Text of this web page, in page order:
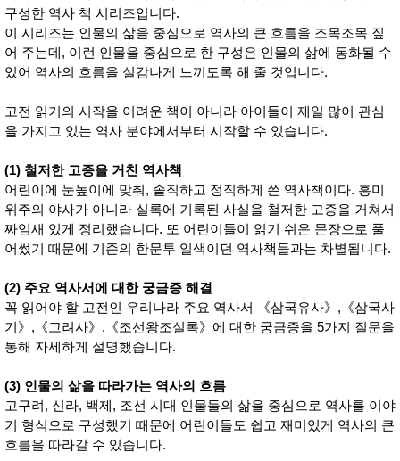
방 기브랜
드
보관용
기
조리용
품
식 즉석가
쌀/잡곡/
면류
양념/소
스/가루
건조식
품
농산품
유
아 매트
DVD
유아 보
드(칠
판)
DIY
유아 이
유식
아기띠/
외출용
품
구성한 역사 책 시리즈입니다.
이 시리즈는 인물의 삶을 중심으로 역사의 큰 흐름을 조목조목 짚
어 주는데, 이런 인물을 중심으로 한 구성은 인물의 삶에 동화될 수
있어 역사의 흐름을 실감나게 느끼도록 해 줄 것입니다.
고전 읽기의 시작을 어려운 책이 아니라 아이들이 제일 많이 관심
을 가지고 있는 역사 분야에서부터 시작할 수 있습니다.
(1) 철저한 고증을 거친 역사책
어린이에 눈높이에 맞춰, 솔직하고 정직하게 쓴 역사책이다. 흥미
위주의 야사가 아니라 실록에 기록된 사실을 철저한 고증을 거쳐서
짜임새 있게 정리했습니다. 또 어린이들이 읽기 쉬운 문장으로 풀
어썼기 때문에 기존의 한문투 일색이던 역사책들과는 차별됩니다.
(2) 주요 역사서에 대한 궁금증 해결
꼭 읽어야 할 고전인 우리나라 주요 역사서 《삼국유사》,《삼국사
기》,《고려사》,《조선왕조실록》에 대한 궁금증을 5가지 질문을
통해 자세하게 설명했습니다.
(3) 인물의 삶을 따라가는 역사의 흐름
고구려, 신라, 백제, 조선 시대 인물들의 삶을 중심으로 역사를 이야
기 형식으로 구성했기 때문에 어린이들도 쉽고 재미있게 역사의 큰
흐름을 따라갈 수 있습니다.